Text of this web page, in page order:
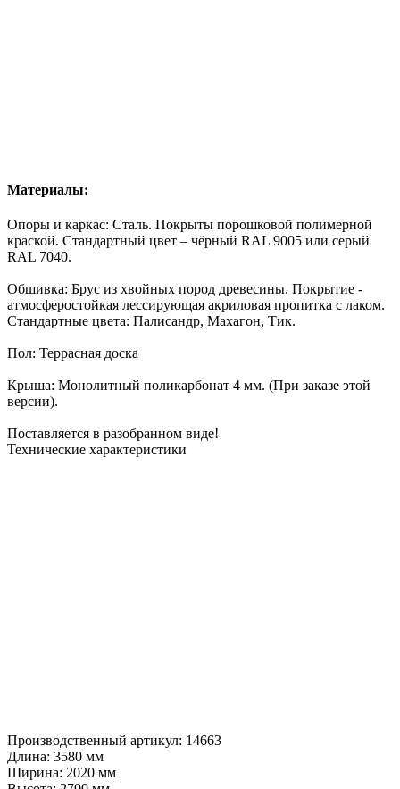
Материалы:
Опоры и каркас: Сталь. Покрыты порошковой полимерной
краской. Стандартный цвет – чёрный RAL 9005 или серый
RAL 7040.
Обшивка: Брус из хвойных пород древесины. Покрытие -
атмосферостойкая лессирующая акриловая пропитка с лаком.
Стандартные цвета: Палисандр, Махагон, Тик.
Пол: Террасная доска
Крыша: Монолитный поликарбонат 4 мм. (При заказе этой
версии).
Поставляется в разобранном виде!
Технические характеристики
Производственный артикул: 14663
Длина: 3580 мм
Ширина: 2020 мм